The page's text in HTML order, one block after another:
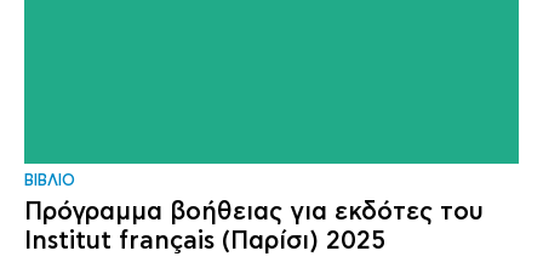
ΒΙΒΛΙΟ
Πρόγραμμα βοήθειας για εκδότες του
Institut français (Παρίσι) 2025